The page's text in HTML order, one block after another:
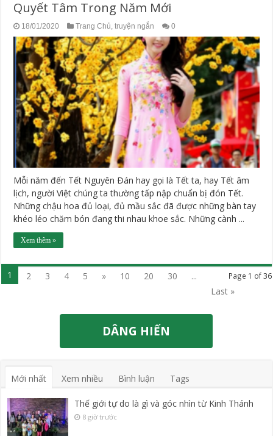
Quyết Tâm Trong Năm Mới
18/01/2020 Trang Chủ,truyện ngắn 0
Mỗi năm đến Tết Nguyên Ðán hay gọi là Tết ta, hay Tết âm
lịch, người Việt chúng ta thường tấp nập chuẩn bị đón Tết.
Những chậu hoa đủ loại, đủ mầu sắc đã được những bàn tay
khéo léo chăm bón đang thi nhau khoe sắc. Những cành ...
Xem thêm »
Page 1 of 36
1 2 3 4 5 » 10 20 30
...
Last »
DÂNG HIẾN
Mới nhất Xem nhiều Bình luận Tags
Thế giới tự do là gì và góc nhìn từ Kinh Thánh
8 giờ trước